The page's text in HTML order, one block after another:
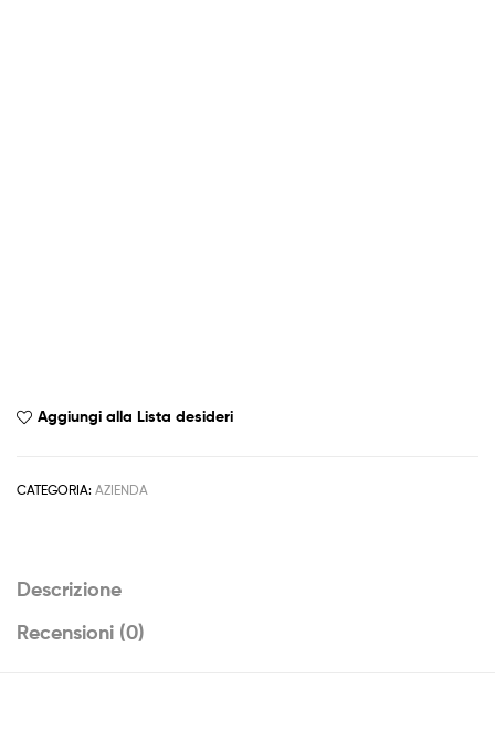
Aggiungi alla Lista desideri
CATEGORIA: AZIENDA
Descrizione
Recensioni (0)